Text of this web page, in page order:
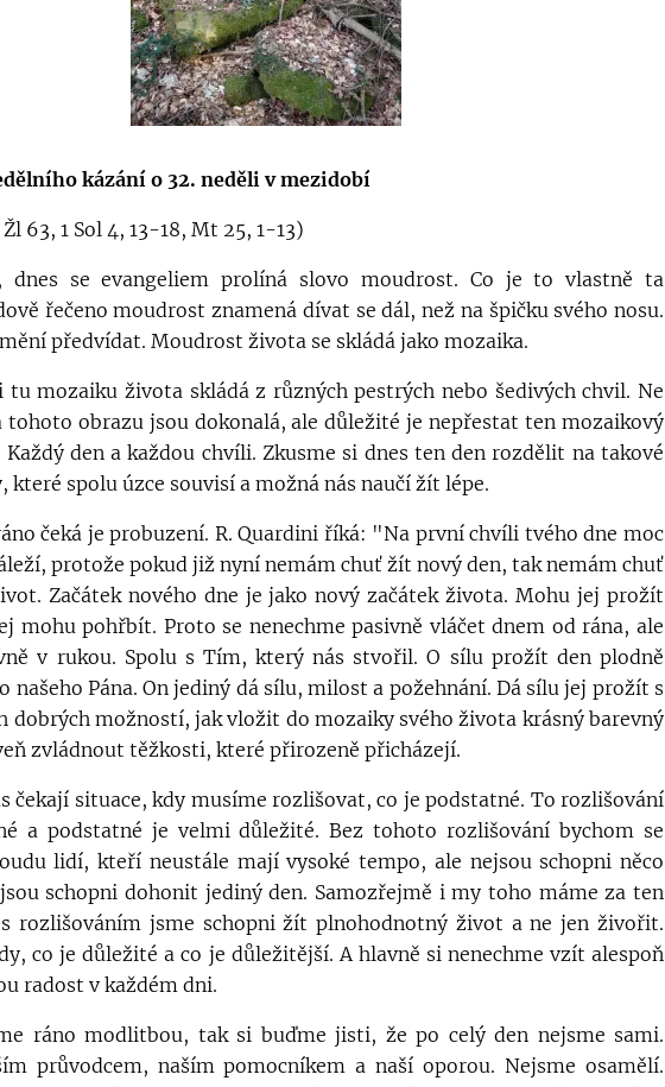
kázání o 32. neděli v mezidobí
63, 1 Sol 4, 13-18, Mt 25, 1-13)
dnes se evangeliem prolíná slovo moudrost. Co je to vlastně ta
řečeno moudrost znamená dívat se dál, než na špičku svého nosu.
předvídat. Moudrost života se skládá jako mozaika.
tu mozaiku života skládá z různých pestrých nebo šedivých chvil. Ne
tohoto obrazu jsou dokonalá, ale důležité je nepřestat ten mozaikový
den a každou chvíli. Zkusme si dnes ten den rozdělit na takové
které spolu úzce souvisí a možná nás naučí žít lépe.
čeká je probuzení. R. Quardini říká: "Na první chvíli tvého dne moc
protože pokud již nyní nemám chuť žít nový den, tak nemám chuť
Začátek nového dne je jako nový začátek života. Mohu jej prožít
mohu pohřbít. Proto se nenechme pasivně vláčet dnem od rána, ale
v rukou. Spolu s Tím, který nás stvořil. O sílu prožít den plodně
našeho Pána. On jediný dá sílu, milost a požehnání. Dá sílu jej prožít s
dobrých možností, jak vložit do mozaiky svého života krásný barevný
zvládnout těžkosti, které přirozeně přicházejí.
čekají situace, kdy musíme rozlišovat, co je podstatné. To rozlišování
a podstatné je velmi důležité. Bez tohoto rozlišování bychom se
lidí, kteří neustále mají vysoké tempo, ale nejsou schopni něco
schopni dohonit jediný den. Samozřejmě i my toho máme za ten
rozlišováním jsme schopni žít plnohodnotný život a ne jen živořit.
co je důležité a co je důležitější. A hlavně si nenechme vzít alespoň
radost v každém dni.
ráno modlitbou, tak si buďme jisti, že po celý den nejsme sami.
průvodcem, naším pomocníkem a naší oporou. Nejsme osamělí.